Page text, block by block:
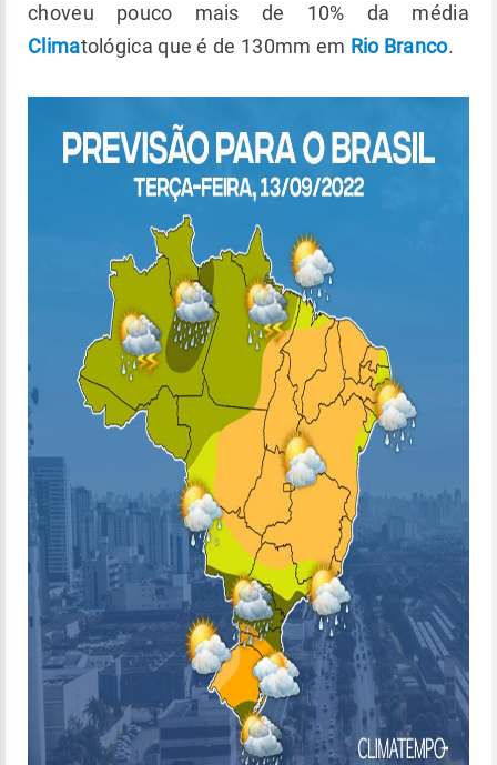
choveu pouco mais de 10% da média
Climatológica que é de 130mm em Rio Branco.